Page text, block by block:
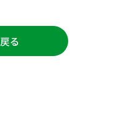
戻る